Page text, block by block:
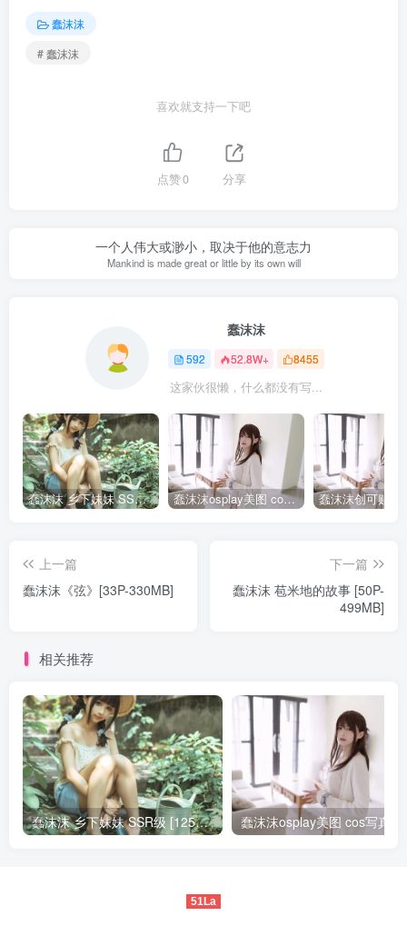
蠢沫沫
# 蠢沫沫
喜欢就支持一下吧
点赞0 分享
一个人伟大或渺小，取决于他的意志力
Mankind is made great or little by its own will
蠢沫沫
592 52.8W+ 8455
这家伙很懒，什么都没有写...
蠢沫沫 乡下妹妹 SSR级 [125P-1.24GB]全部作品点我下载 蠢沫沫osplay美图 cos写真套图合集
上一篇
蠢沫沫《弦》[33P-330MB]
下一篇
蠢沫沫 苞米地的故事 [50P-
499MB]
相关推荐
蠢沫沫 乡下妹妹 SSR级 [125P-1.24GB]全部作品点我下载
51La